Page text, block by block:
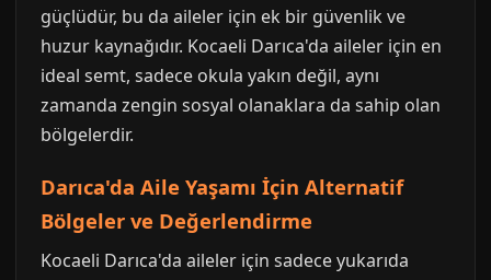
güçlüdür, bu da aileler için ek bir güvenlik ve
huzur kaynağıdır. Kocaeli Darıca'da aileler için en
ideal semt, sadece okula yakın değil, aynı
zamanda zengin sosyal olanaklara da sahip olan
bölgelerdir.
Darıca'da Aile Yaşamı İçin Alternatif
Bölgeler ve Değerlendirme
Kocaeli Darıca'da aileler için sadece yukarıda